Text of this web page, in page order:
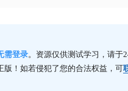
需登录。资源仅供测试学习，请于
版！如若侵犯了您的合法权益，可